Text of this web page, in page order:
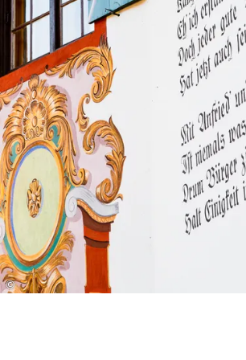
weiterträgt.
Was ist ein Ortsheimatpfleger?
Der Ortsheimatpfleger ist eine
tätige Person, die sich für die
und das historische Bewusstsein
einsetzt. Zu den Aufgaben gehören
die Pflege der Ortsgeschichte,
das Sammeln historischer
Erzählungen,
die Unterstützung von Schulen,
Bürgern bei heimatkundlichen
die Mitwirkung bei der
die Förderung von Brauchtum und
©